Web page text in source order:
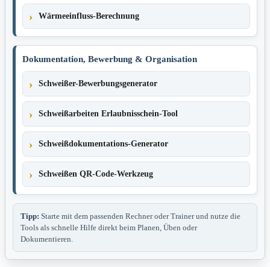
Wärmeeinfluss-Berechnung
Dokumentation, Bewerbung & Organisation
Schweißer-Bewerbungsgenerator
Schweißarbeiten Erlaubnisschein-Tool
Schweißdokumentations-Generator
Schweißen QR-Code-Werkzeug
Tipp: Starte mit dem passenden Rechner oder Trainer und nutze die
Tools als schnelle Hilfe direkt beim Planen, Üben oder
Dokumentieren.